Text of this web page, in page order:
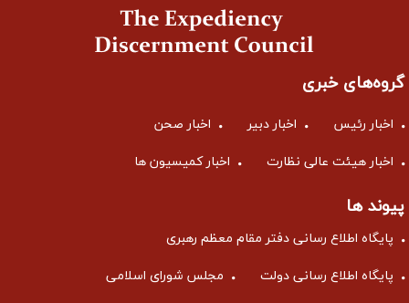
گروه‌های خبری
اخبار رئیس اخبار دبیر اخبار صحن
اخبار هیئت عالی نظارت اخبار کمیسیون ها
پیوند ها
پایگاه اطلاع رسانی دفتر مقام معظم رهبری
پایگاه اطلاع رسانی دولت مجلس شورای اسلامی